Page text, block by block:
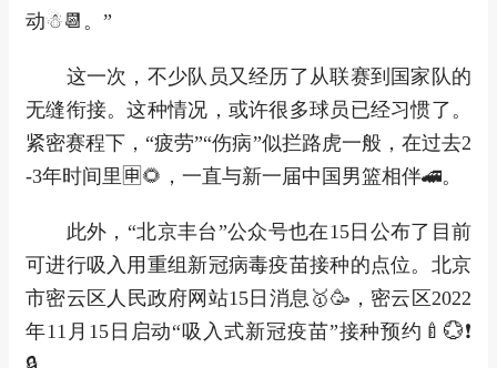
动☃📆。”
这一次，不少队员又经历了从联赛到国家队的
无缝衔接。这种情况，或许很多球员已经习惯了。
紧密赛程下，“疲劳”“伤病”似拦路虎一般，在过去2
-3年时间里🈸🌻，一直与新一届中国男篮相伴🚄。
此外，“北京丰台”公众号也在15日公布了目前
可进行吸入用重组新冠病毒疫苗接种的点位。北京
市密云区人民政府网站15日消息🥇🥳，密云区2022
年11月15日启动“吸入式新冠疫苗”接种预约🍼💮❗